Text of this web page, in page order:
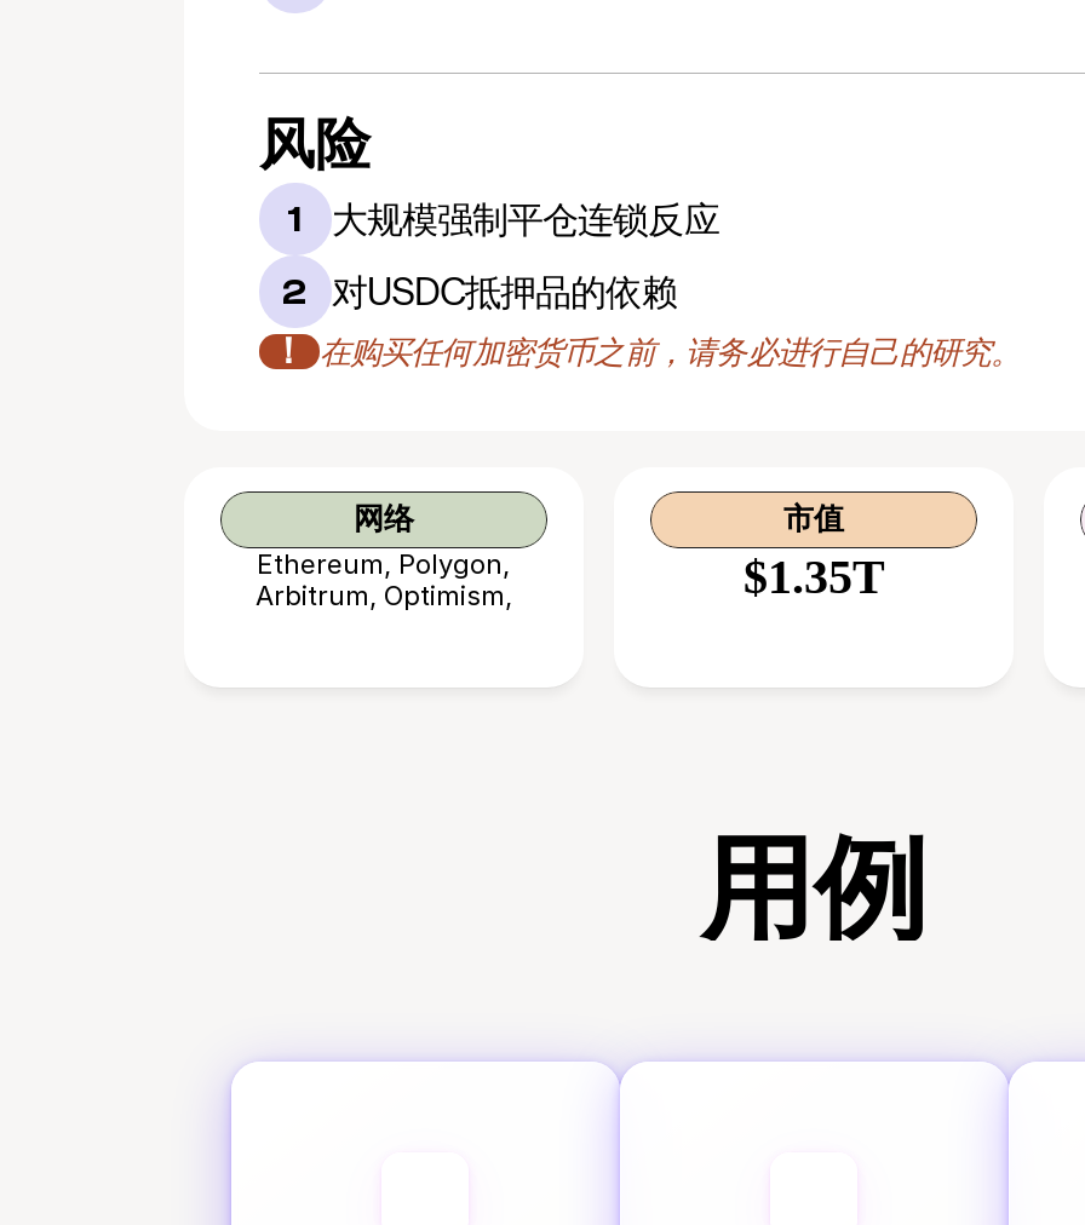
风险
1 大规模强制平仓连锁反应
2 对USDC抵押品的依赖
！ 在购买任何加密货币之前，请务必进行自己的研究。
网络
Ethereum, Polygon,
Arbitrum, Optimism,
市值
$1.35T
用例